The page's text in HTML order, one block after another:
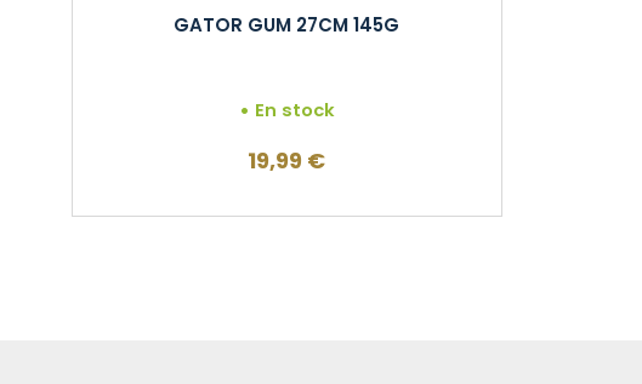
GATOR GUM 27CM 145G
En stock
19,99 €